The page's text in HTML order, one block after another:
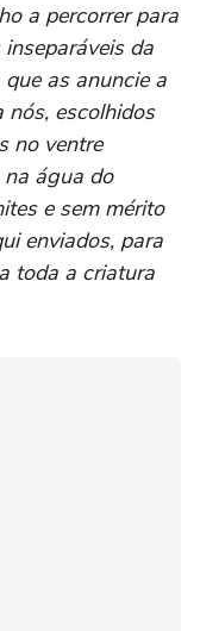
a percorrer para
da
as anuncie a
nós, escolhidos
no ventre
na água do
e sem mérito
enviados, para
toda a criatura